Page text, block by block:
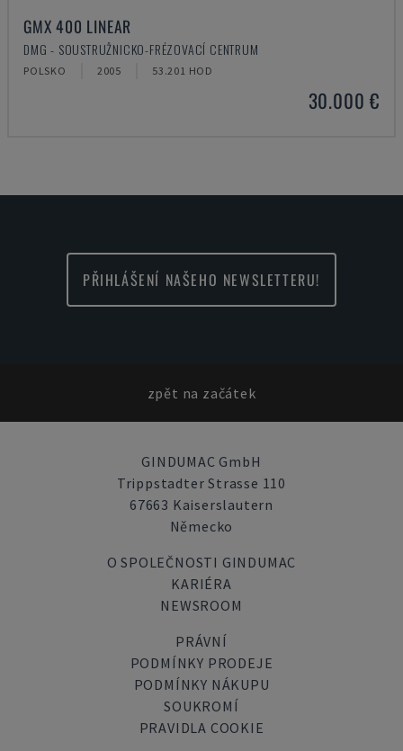
GMX 400 LINEAR
DMG - SOUSTRUŽNICKO-FRÉZOVACÍ CENTRUM
POLSKO 2005 53.201 HOD
30.000 €
PŘIHLÁŠENÍ NAŠEHO NEWSLETTERU!
zpět na začátek
GINDUMAC GmbH
Trippstadter Strasse 110
67663 Kaiserslautern
Německo
O SPOLEČNOSTI GINDUMAC
KARIÉRA
NEWSROOM
PRÁVNÍ
PODMÍNKY PRODEJE
PODMÍNKY NÁKUPU
SOUKROMÍ
PRAVIDLA COOKIE